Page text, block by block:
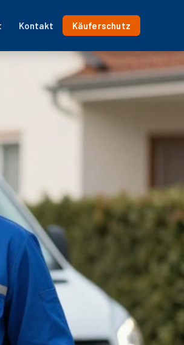
Kontakt Käuferschutz